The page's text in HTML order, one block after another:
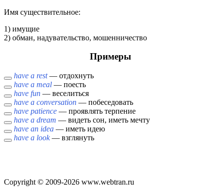
Имя cуществительное:
1) имущие
2) обман, надувательство, мошенничество
Примеры
have a rest— отдохнуть
have a meal — поесть
have fun — веселиться
have a conversation — побеседовать
have patience — проявлять терпение
have a dream — видеть сон, иметь мечту
have an idea — иметь идею
have a look— взглянуть
Copyright © 2009-2026 www.webtran.ru